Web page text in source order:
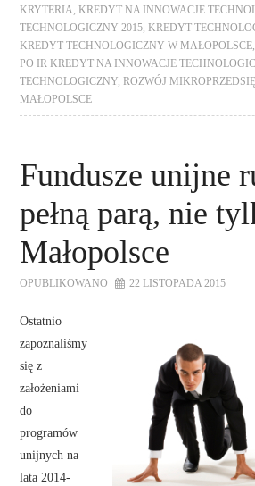
KRYTERIA,KREDYT NA INNOWACJE
TECHNOLOGICZNY 2015,KREDYT
KREDYT TECHNOLOGICZNY W MAŁOPOLSCE
PO IR KREDYT NA INNOWACJE
TECHNOLOGICZNY, ROZWÓJ
MAŁOPOLSCE
Fundusze unijne
pełną parą, nie
Małopolsce
OPUBLIKOWANO 22 LISTOPADA 2015
Ostatnio
zapoznaliśmy
się z
założeniami
do
programów
unijnych na
lata 2014-